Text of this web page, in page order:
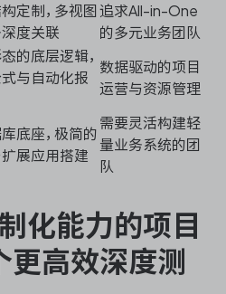
定制，多视图
度关联
追求All-in-One
的多元业务团队
的底层逻辑，
与自动化报
数据驱动的项目
运营与资源管理
底座，极简的
展应用搭建
需要灵活构建轻
量业务系统的团
队
化能力的项目
更高效深度测